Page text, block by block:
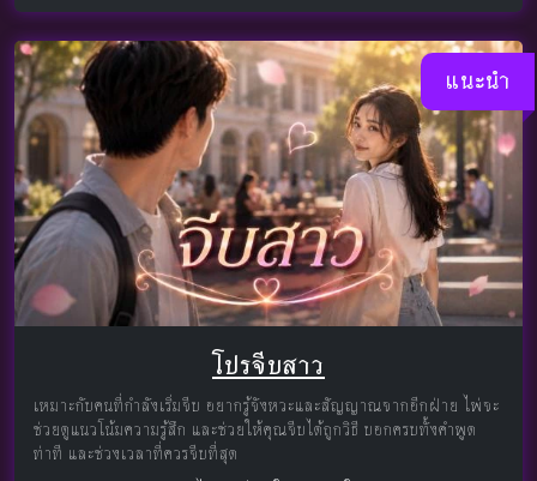
แนะนำ
โปรจีบสาว
เหมาะกับคนที่กำลังเริ่มจีบ อยากรู้จังหวะและสัญญาณจากอีกฝ่าย ไพ่จะ
ช่วยดูแนวโน้มความรู้สึก และช่วยให้คุณจีบได้ถูกวิธี บอกครบทั้งคำพูด
ท่าที และช่วงเวลาที่ควรจีบที่สุด